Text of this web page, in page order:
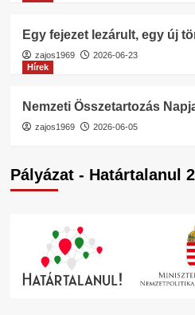
Egy fejezet lezárult, egy új
zajos1969
2026-06-23
Hírek
Nemzeti Összetartozás
zajos1969 2026-06-05
Pályázat - Határtalanul